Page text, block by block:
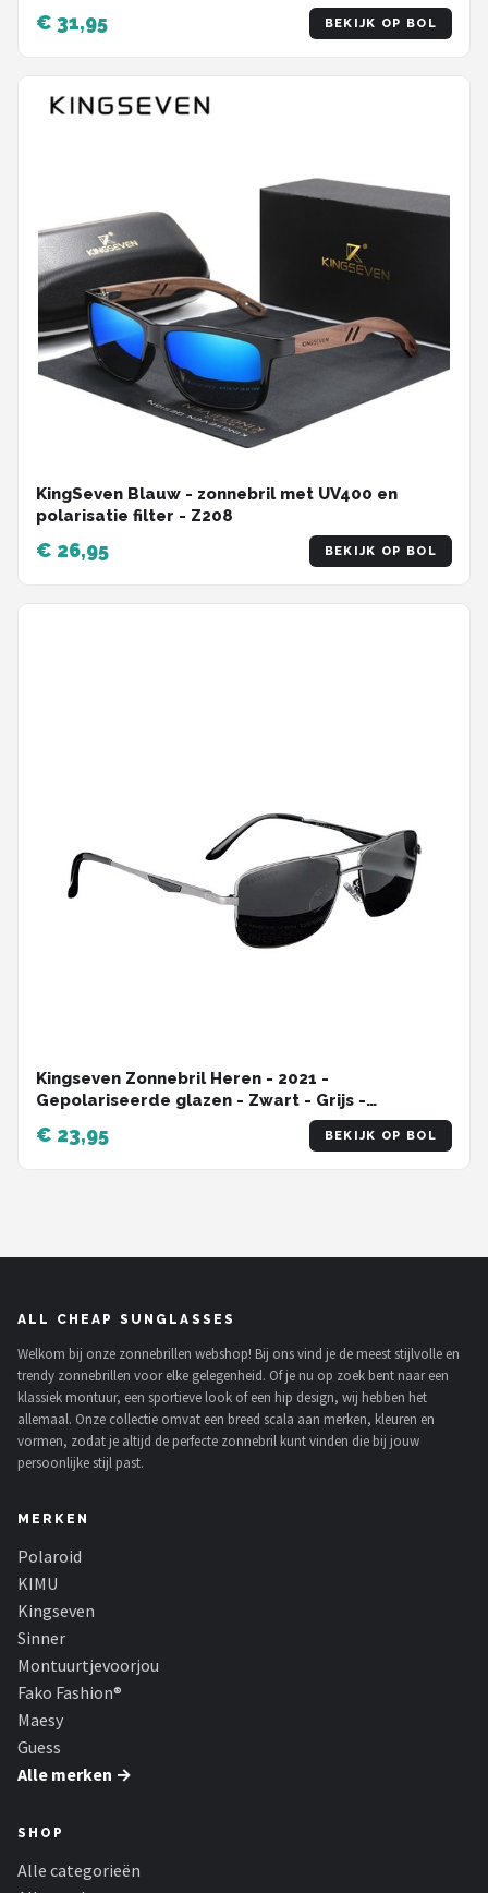
€ 31,95 BEKIJK OP BOL
KingSeven Blauw - zonnebril met UV400 en
polarisatie filter - Z208
€ 26,95 BEKIJK OP BOL
Kingseven Zonnebril Heren - 2021 -
Gepolariseerde glazen - Zwart - Grijs -
€ 23,95 BEKIJK OP BOL
ALL CHEAP SUNGLASSES
Welkom bij onze zonnebrillen webshop! Bij ons vind je de meest stijlvolle en
trendy zonnebrillen voor elke gelegenheid. Of je nu op zoek bent naar een
klassiek montuur, een sportieve look of een hip design, wij hebben het
allemaal. Onze collectie omvat een breed scala aan merken, kleuren en
vormen, zodat je altijd de perfecte zonnebril kunt vinden die bij jouw
persoonlijke stijl past.
MERKEN
Polaroid
KIMU
Kingseven
Sinner
Montuurtjevoorjou
Fako Fashion®
Maesy
Guess
Alle merken →
SHOP
Alle categorieën